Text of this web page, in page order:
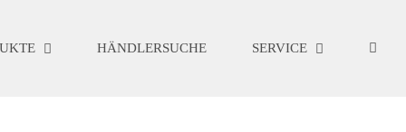
HÄNDLERSUCHE SERVICE